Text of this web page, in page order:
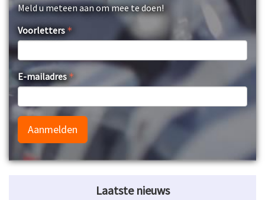
Meld u meteen aan om mee te doen!
Voorletters
E-mailadres
Aanmelden
Laatste nieuws